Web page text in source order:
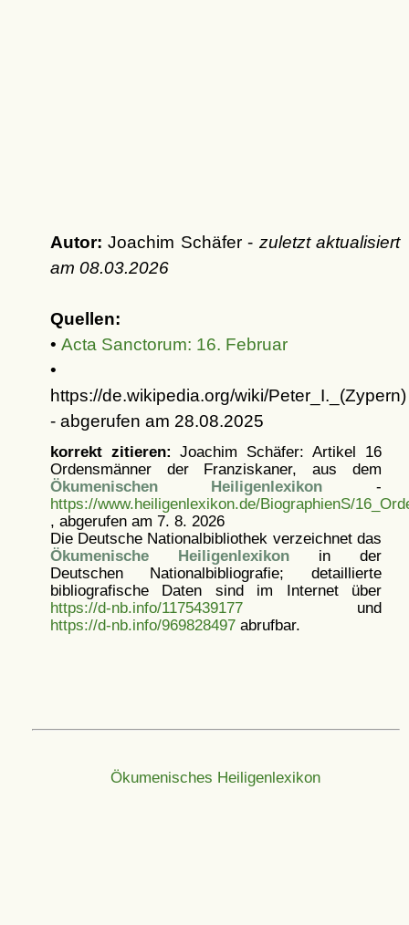
Autor: Joachim Schäfer - zuletzt aktualisiert
am 08.03.2026
Quellen:
• Acta Sanctorum: 16. Februar
•
https://de.wikipedia.org/wiki/Peter_I._(Zypern)
- abgerufen am 28.08.2025
korrekt zitieren: Joachim Schäfer: Artikel 16
Ordensmänner der Franziskaner, aus dem
Ökumenischen Heiligenlexikon -
https://www.heiligenlexikon.de/BiographienS/
, abgerufen am 7. 8. 2026
Die Deutsche Nationalbibliothek verzeichnet das
Ökumenische Heiligenlexikonin der
Deutschen Nationalbibliografie; detaillierte
bibliografische Daten sind im Internet über
https://d-nb.info/1175439177und
https://d-nb.info/969828497abrufbar.
Ökumenisches Heiligenlexikon